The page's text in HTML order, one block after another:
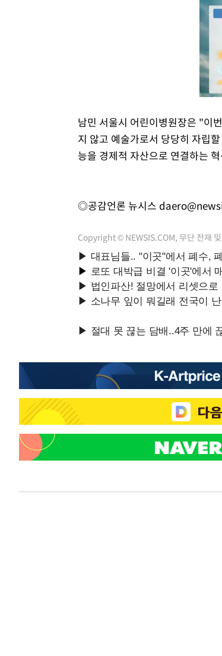
남민 서울시 어린이병원장은 "이
지 않고 예술가로서 당당히 자립
능을 경제적 자산으로 연결하는
◎공감언론 뉴시스
Copyright © NEWSIS.COM, 무단 전재 및